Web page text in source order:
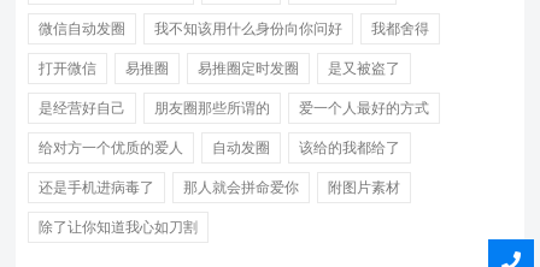
微信自动发圈 我不知该用什么身份向你问好 我都舍得
打开微信 易推圈 易推圈定时发圈 是又被盗了
是经营好自己 朋友圈那些所谓的 爱一个人最好的方式
给对方一个优质的爱人 自动发圈 该给的我都给了
还是手机进病毒了 那人就会拼命爱你 附图片素材
除了让你知道我心如刀割